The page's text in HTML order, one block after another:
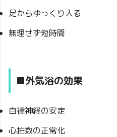
足からゆっくり入る
無理せず短時間
■外気浴の効果
自律神経の安定
心拍数の正常化